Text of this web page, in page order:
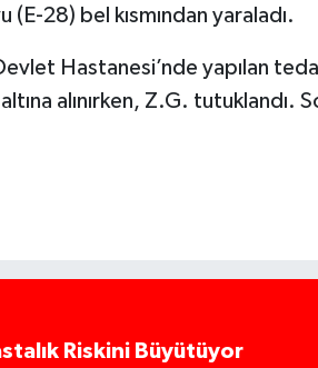
28) bel kısmından yaraladı.
Hastanesi’nde yapılan
alınırken, Z.G. tutuklandı.
Riskini Büyütüyor